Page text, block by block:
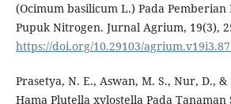
(Ocimum basilicum L.) Pada Pemberian
Pupuk Nitrogen. Jurnal Agrium, 19(3),
https://doi.org/10.29103/
Prasetya, N. E., Aswan, M. S., Nur, D., &
Hama Plutella xylostella Pada Tanaman